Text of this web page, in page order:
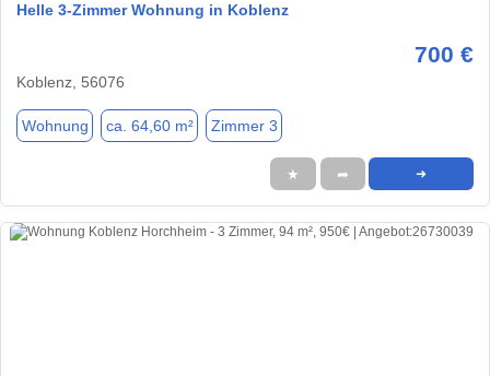
Helle 3-Zimmer Wohnung in Koblenz
700 €
Koblenz, 56076
Wohnung ca. 64,60 m² Zimmer 3
★ ➦ ➜